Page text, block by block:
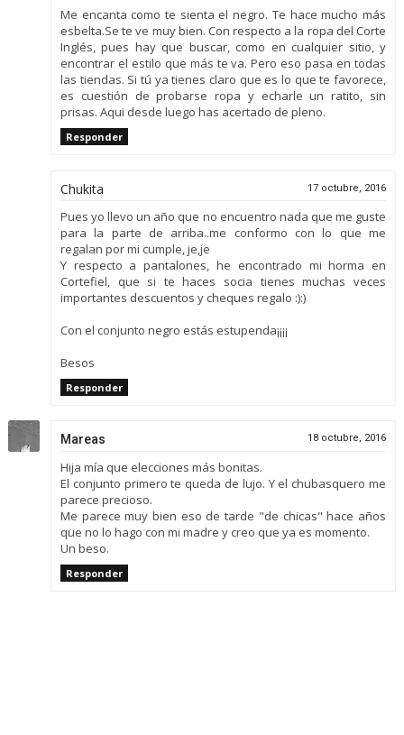
Me encanta como te sienta el negro. Te hace mucho más
esbelta.Se te ve muy bien. Con respecto a la ropa del Corte
Inglés, pues hay que buscar, como en cualquier sitio, y
encontrar el estilo que más te va. Pero eso pasa en todas
las tiendas. Si tú ya tienes claro que es lo que te favorece,
es cuestión de probarse ropa y echarle un ratito, sin
prisas. Aqui desde luego has acertado de pleno.
Responder
Chukita 17 octubre, 2016
Pues yo llevo un año que no encuentro nada que me guste
para la parte de arriba..me conformo con lo que me
regalan por mi cumple, je,je
Y respecto a pantalones, he encontrado mi horma en
Cortefiel, que si te haces socia tienes muchas veces
importantes descuentos y cheques regalo :):)
Con el conjunto negro estás estupenda¡¡¡¡
Besos
Responder
Mareas 18 octubre, 2016
Hija mía que elecciones más bonitas.
El conjunto primero te queda de lujo. Y el chubasquero me
parece precioso.
Me parece muy bien eso de tarde "de chicas" hace años
que no lo hago con mi madre y creo que ya es momento.
Un beso.
Responder